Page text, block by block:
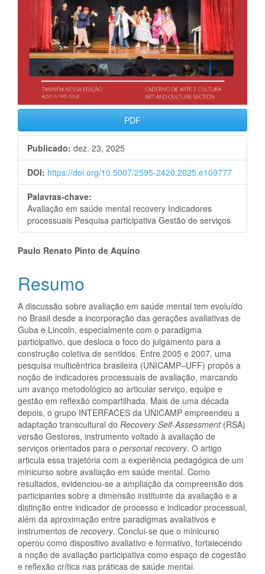
PDF
Publicado: dez. 23, 2025
DOI: https://doi.org/10.5007/2595-2420.2025.e109777
Palavras-chave:
Avaliação em saúde mental recovery Indicadores
processuais Pesquisa participativa Gestão de serviços
Conteúdo
do
artigo
principal
Paulo Renato Pinto de Aquino
Resumo
A discussão sobre avaliação em saúde mental tem evoluído
no Brasil desde a incorporação das gerações avaliativas de
Guba e Lincoln, especialmente com o paradigma
participativo, que desloca o foco do julgamento para a
construção coletiva de sentidos. Entre 2005 e 2007, uma
pesquisa multicêntrica brasileira (UNICAMP–UFF) propôs a
noção de indicadores processuais de avaliação, marcando
um avanço metodológico ao articular serviço, equipe e
gestão em reflexão compartilhada. Mais de uma década
depois, o grupo INTERFACES da UNICAMP empreendeu a
adaptação transcultural do Recovery Self-Assessment(RSA)
versão Gestores, instrumento voltado à avaliação de
serviços orientados para o personal recovery. O artigo
articula essa trajetória com a experiência pedagógica de um
minicurso sobre avaliação em saúde mental. Como
resultados, evidenciou-se a ampliação da compreensão dos
participantes sobre a dimensão instituinte da avaliação e a
distinção entre indicador de processo e indicador processual,
além da aproximação entre paradigmas avaliativos e
instrumentos de recovery. Conclui-se que o minicurso
operou como dispositivo avaliativo e formativo, fortalecendo
a noção de avaliação participativa como espaço de cogestão
e reflexão crítica nas práticas de saúde mental.